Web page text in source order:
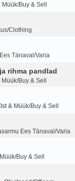
Müük/Buy & Sell
Clothing
Tänaval/Varia
rihma pandlad
Müük/Buy & Sell
& Müük/Buy & Sell
Ees Tänaval/Varia
Buy & Sell